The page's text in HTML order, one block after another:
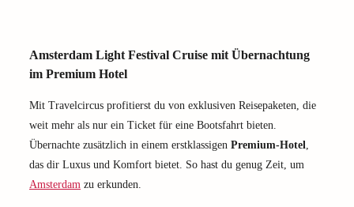
Amsterdam Light Festival Cruise mit Übernachtung
im Premium Hotel
Mit Travelcircus profitierst du von exklusiven Reisepaketen, die
weit mehr als nur ein Ticket für eine Bootsfahrt bieten.
Übernachte zusätzlich in einem erstklassigen Premium-Hotel,
das dir Luxus und Komfort bietet. So hast du genug Zeit, um
Amsterdam zu erkunden.